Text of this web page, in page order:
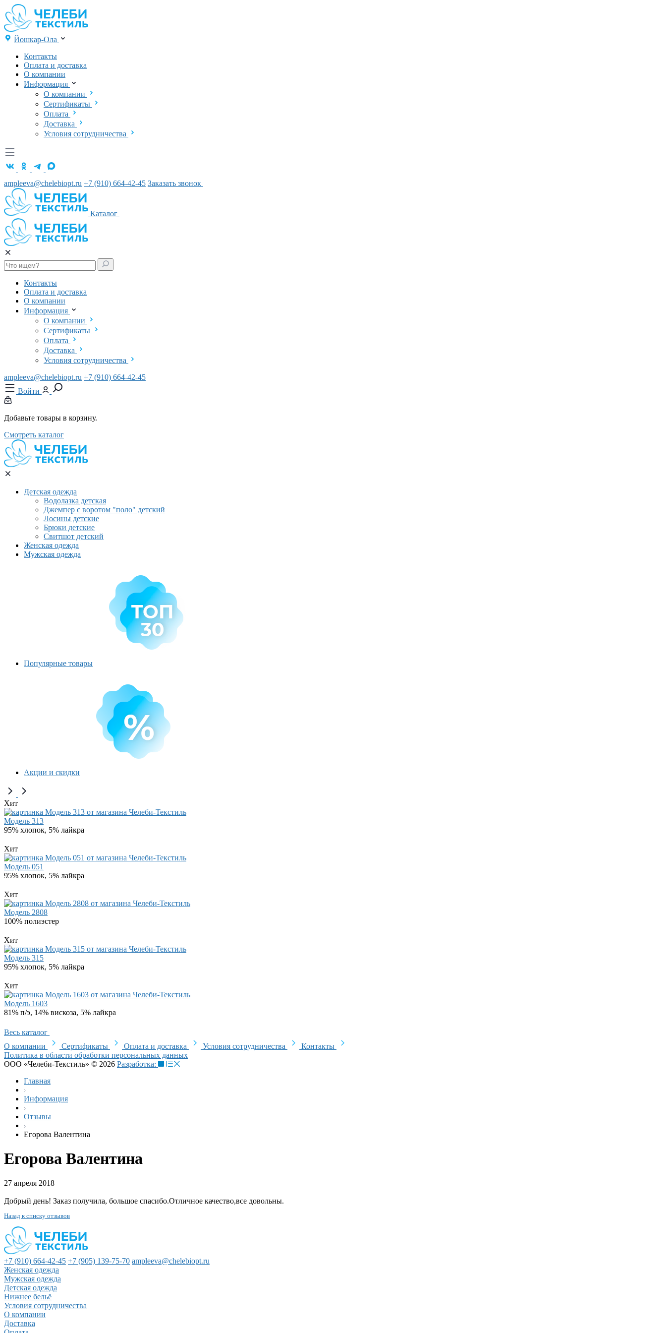
Йошкар-Ола
Контакты
Оплата и доставка
О компании
Информация
О компании
Сертификаты
Оплата
Доставка
Условия сотрудничества
ampleeva@chelebiopt.ru +7 (910) 664-42-45 Заказать звонок
Каталог
Контакты
Оплата и доставка
О компании
Информация
О компании
Сертификаты
Оплата
Доставка
Условия сотрудничества
ampleeva@chelebiopt.ru +7 (910) 664-42-45
Войти
Добавьте товары в корзину.
Смотреть каталог
Детская одежда
Водолазка детская
Джемпер с воротом "поло" детский
Лосины детские
Брюки детские
Свитшот детский
Женская одежда
Мужская одежда
Популярные товары
Акции и скидки
Хит
Модель 313
95% хлопок, 5% лайкра
Хит
Модель 051
95% хлопок, 5% лайкра
Хит
Модель 2808
100% полиэстер
Хит
Модель 315
95% хлопок, 5% лайкра
Хит
Модель 1603
81% п/э, 14% вискоза, 5% лайкра
Весь каталог
О компании
Сертификаты Оплата и доставка Условия сотрудничества
Контакты
Политика в области обработки персональных данных
ООО «Челеби-Текстиль» © 2026 Разработка:
Главная
Информация
Отзывы
Егорова Валентина
Егорова Валентина
27 апреля 2018
Добрый день! Заказ получила, большое спасибо.Отличное качество,все довольны.
Назад к списку отзывов
+7 (910) 664-42-45 +7 (905) 139-75-70 ampleeva@chelebiopt.ru
Женская одежда
Мужская одежда
Детская одежда
Нижнее бельё
Условия сотрудничества
О компании
Доставка